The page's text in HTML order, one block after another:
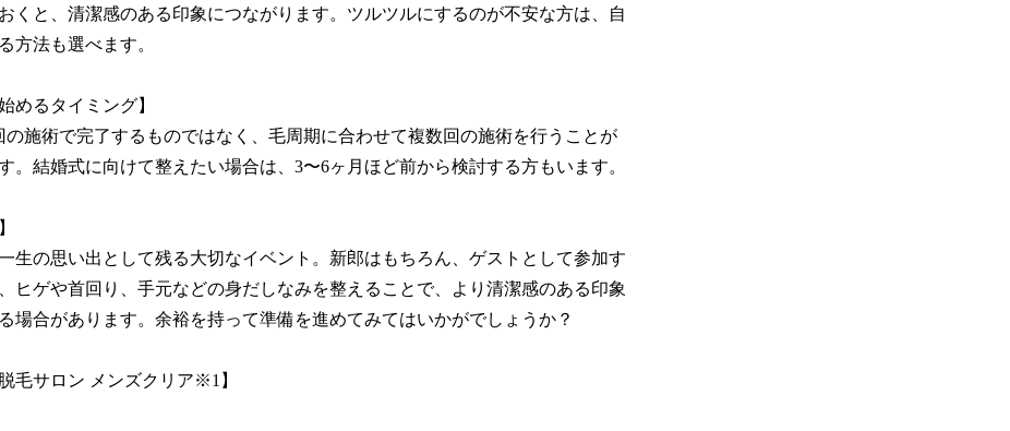
くと、清潔感のある印象につながります。ツルツルにするのが不安な方は、自
方法も選べます。
めるタイミング】
の施術で完了するものではなく、毛周期に合わせて複数回の施術を行うことが
。結婚式に向けて整えたい場合は、3〜6ヶ月ほど前から検討する方もいます。
生の思い出として残る大切なイベント。新郎はもちろん、ゲストとして参加す
ヒゲや首回り、手元などの身だしなみを整えることで、より清潔感のある印象
場合があります。余裕を持って準備を進めてみてはいかがでしょうか？
毛サロン メンズクリア※1】